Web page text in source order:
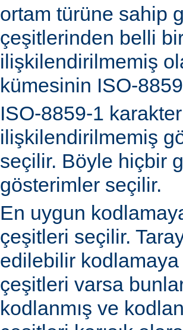
ortam türüne sahip
çeşitlerinden belli
ilişkilendirilmemiş
kümesinin ISO-
ISO-8859-1
ilişkilendirilmemiş
seçilir. Böyle hiçbir
gösterimler seçilir.
En uygun
çeşitleri seçilir.
edilebilir
çeşitleri varsa
kodlanmış ve